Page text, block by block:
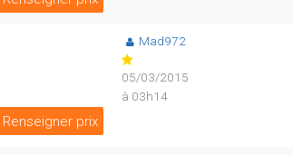
Renseigner prix
Mad972
05/03/2015
à 03h14